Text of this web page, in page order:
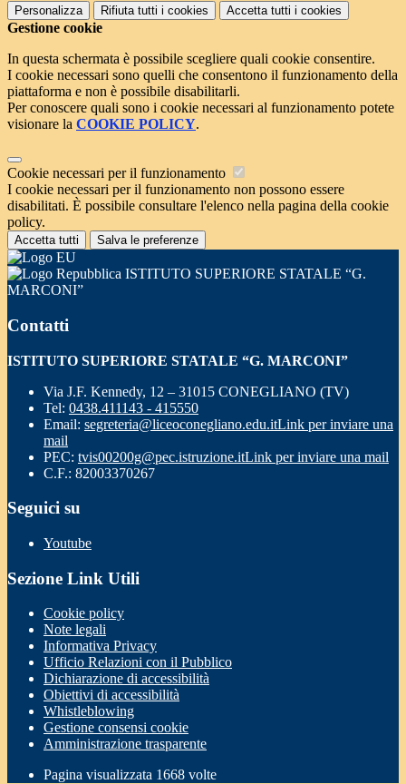
Personalizza Rifiuta tutti i cookies Accetta tutti i cookies
Gestione cookie
In questa schermata è possibile scegliere quali cookie consentire.
I cookie necessari sono quelli che consentono il funzionamento della
piattaforma e non è possibile disabilitarli.
Per conoscere quali sono i cookie necessari al funzionamento potete
visionare la COOKIE POLICY.
Cookie necessari per il funzionamento
I cookie necessari per il funzionamento non possono essere
disabilitati. È possibile consultare l'elenco nella pagina della cookie
policy.
Accetta tutti Salva le preferenze
ISTITUTO SUPERIORE STATALE “G.
MARCONI”
Contatti
ISTITUTO SUPERIORE STATALE “G. MARCONI”
Via J.F. Kennedy, 12 – 31015 CONEGLIANO (TV)
Tel: 0438.411143 - 415550
Email: segreteria@liceoconegliano.edu.itLink per inviare una
mail
PEC: tvis00200g@pec.istruzione.itLink per inviare una mail
C.F.: 82003370267
Seguici su
Youtube
Sezione Link Utili
Cookie policy
Note legali
Informativa Privacy
Ufficio Relazioni con il Pubblico
Dichiarazione di accessibilità
Obiettivi di accessibilità
Whistleblowing
Gestione consensi cookie
Amministrazione trasparente
Pagina visualizzata 1668 volte